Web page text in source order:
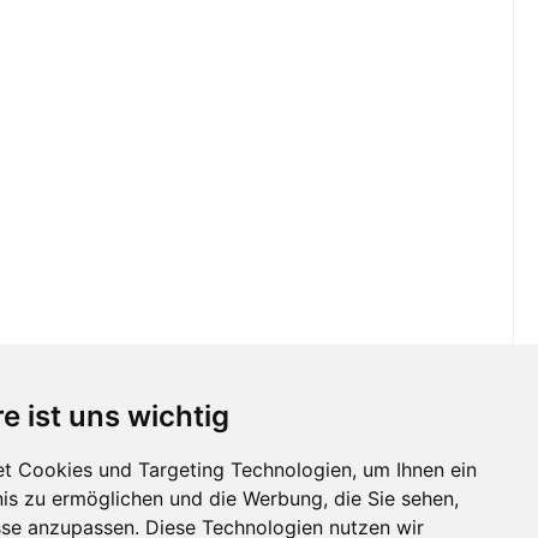
ist uns wichtig
Cookies und Targeting Technologien, um Ihnen ein
zu ermöglichen und die Werbung, die Sie sehen,
anzupassen. Diese Technologien nutzen wir